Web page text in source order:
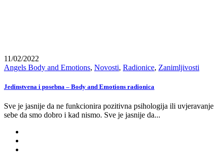
11/02/2022
Angels Body and Emotions, Novosti, Radionice, Zanimljivosti
Jedinstvena i posebna – Body and Emotions radionica
Sve je jasnije da ne funkcionira pozitivna psihologija ili uvjeravanje
sebe da smo dobro i kad nismo. Sve je jasnije da...